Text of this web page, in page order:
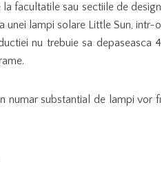
facultatile sau sectiile de design
unei lampi solare Little Sun, intr-o
nu trebuie sa depaseasca 4
numar substantial de lampi vor fi